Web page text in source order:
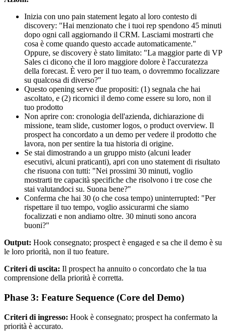
Inizia con uno pain statement legato al loro contesto di
discovery: "Hai menzionato che i tuoi rep spendono 45 minuti
dopo ogni call aggiornando il CRM. Lasciami mostrarti che
cosa è come quando questo accade automaticamente."
Oppure, se discovery è stato limitato: "La maggior parte di VP
Sales ci dicono che il loro maggiore dolore è l'accuratezza
della forecast. È vero per il tuo team, o dovremmo focalizzare
su qualcosa di diverso?"
Questo opening serve due propositi: (1) segnala che hai
ascoltato, e (2) ricornici il demo come essere su loro, non il
tuo prodotto
Non aprire con: cronologia dell'azienda, dichiarazione di
missione, team slide, customer logos, o product overview. Il
prospect ha concordato a un demo per vedere il prodotto che
lavora, non per sentire la tua historia di origine.
Se stai dimostrando a un gruppo misto (alcuni leader
esecutivi, alcuni praticanti), apri con uno statement di risultato
che risuona con tutti: "Nei prossimi 30 minuti, voglio
mostrarti tre capacità specifiche che risolvono i tre cose che
stai valutandoci su. Suona bene?"
Conferma che hai 30 (o che cosa tempo) uninterrupted: "Per
rispettare il tuo tempo, voglio assicurarmi che siamo
focalizzati e non andiamo oltre. 30 minuti sono ancora
buoni?"
Output: Hook consegnato; prospect è engaged e sa che il demo è su
le loro priorità, non il tuo feature.
Criteri di uscita: Il prospect ha annuito o concordato che la tua
comprensione della priorità è corretta.
Phase 3: Feature Sequence (Core del Demo)
Criteri di ingresso: Hook è consegnato; prospect ha confermato la
priorità è accurato.